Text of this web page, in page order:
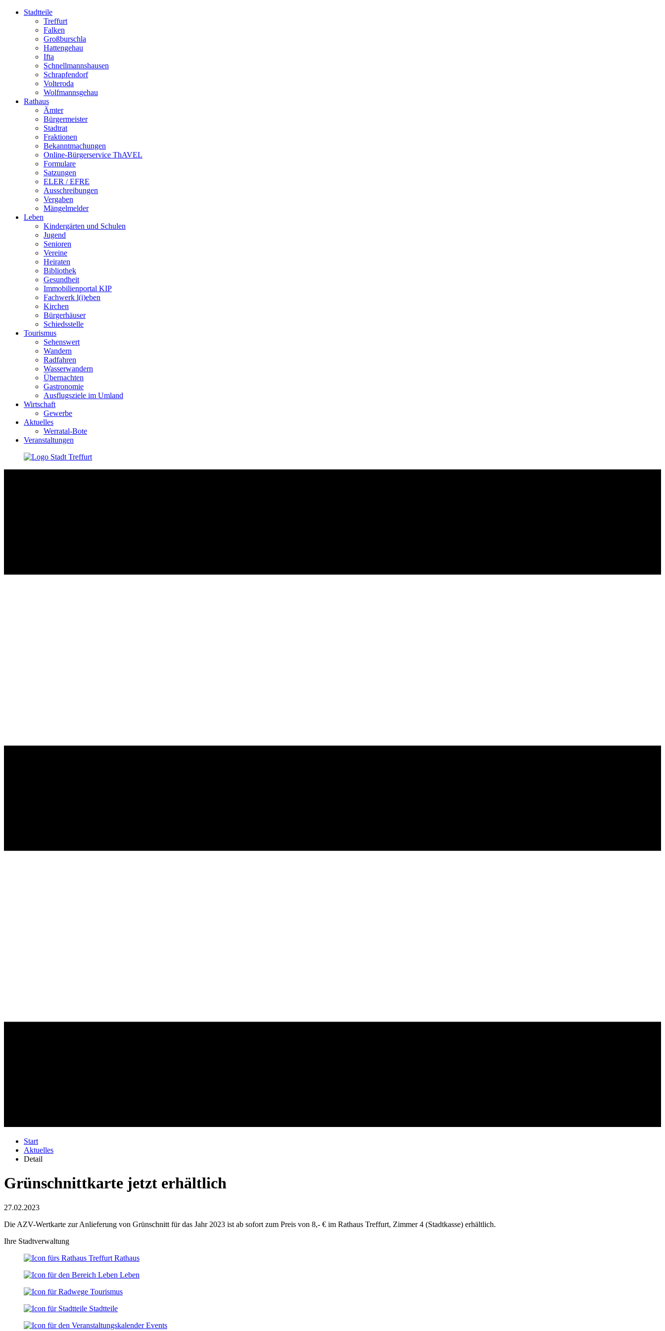
Stadtteile
Treffurt
Falken
Großburschla
Hattengehau
Ifta
Schnellmannshausen
Schrapfendorf
Volteroda
Wolfmannsgehau
Rathaus
Ämter
Bürgermeister
Stadtrat
Fraktionen
Bekanntmachungen
Online-Bürgerservice ThAVEL
Formulare
Satzungen
ELER / EFRE
Ausschreibungen
Vergaben
Mängelmelder
Leben
Kindergärten und Schulen
Jugend
Senioren
Vereine
Heiraten
Bibliothek
Gesundheit
Immobilienportal KIP
Fachwerk l(i)eben
Kirchen
Bürgerhäuser
Schiedsstelle
Tourismus
Sehenswert
Wandern
Radfahren
Wasserwandern
Übernachten
Gastronomie
Ausflugsziele im Umland
Wirtschaft
Gewerbe
Aktuelles
Werratal-Bote
Veranstaltungen
Start
Aktuelles
Detail
Grünschnittkarte jetzt erhältlich
27.02.2023
Die AZV-Wertkarte zur Anlieferung von Grünschnitt für das Jahr 2023 ist ab sofort zum Preis von 8,- € im Rathaus Treffurt, Zimmer 4 (Stadtkasse) erhältlich.
Ihre Stadtverwaltung
Rathaus
Leben
Tourismus
Stadtteile
Events